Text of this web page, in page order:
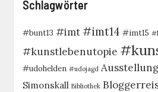
Schlagwörter
#bunt13 #imt #imt14 #imt15
#kunstlebenutopie
#udohelden #udojagd Ausstellung
Simonskall Bibliothek